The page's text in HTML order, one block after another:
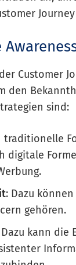
Customer
den
sind:
traditionelle
digitale
: Dazu
gehören.
Dazu kann die